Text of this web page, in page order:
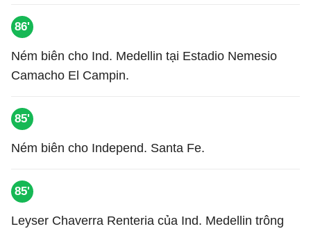
86'
Ném biên cho Ind. Medellin tại Estadio Nemesio
Camacho El Campin.
85'
Ném biên cho Independ. Santa Fe.
85'
Leyser Chaverra Renteria của Ind. Medellin trông